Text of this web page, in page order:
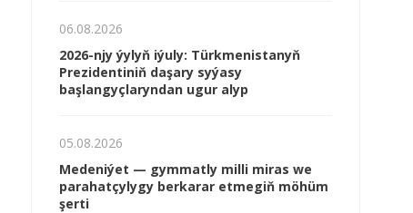
06.08.2026
2026-njy ýylyň iýuly: Türkmenistanyň
Prezidentiniň daşary syýasy
başlangyçlaryndan ugur alyp
05.08.2026
Me­de­ni­ýet — gym­mat­ly milli mi­ras we
pa­ra­hat­çy­ly­gy ber­ka­rar et­me­giň mö­hüm
şer­ti